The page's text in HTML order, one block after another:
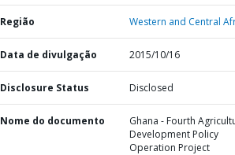
Região Western and Central
Data de divulgação 2015/10/16
Disclosure Status Disclosed
Nome do documento
Ghana - Fourth
Development Policy
Operation Project